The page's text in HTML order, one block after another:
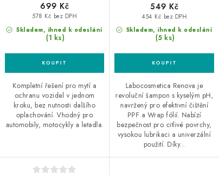
Skladem, ihned k odeslání
(1 ks)
578 Kč bez DPH
699 Kč
Kompletní řešení pro mytí a
ochranu vozidel v jednom
kroku, bez nutnosti dalšího
oplachování. Vhodný pro
automobily, motocykly a letadla.
Skladem, ihned k odeslání
(5 ks)
454 Kč bez DPH
549 Kč
Labocosmetica Renova je
revoluční šampon s kyselým pH,
navržený pro efektivní čištění
PPF a Wrap fólií. Nabízí
bezpečnost pro citlivé povrchy,
vysokou lubrikaci a univerzální
použití. Díky...